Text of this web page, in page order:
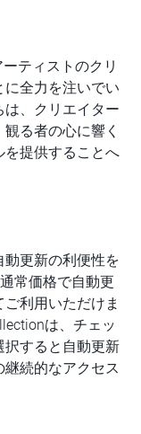
ティストのクリ
全力を注いでい
は、クリエイター
る者の心に響く
を提供することへ
更新の利便性を
常価格で自動更
利用いただけま
は、チェッ
択すると自動更新
続的なアクセス